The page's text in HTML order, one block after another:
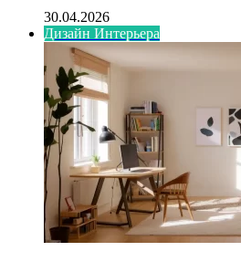
30.04.2026
Дизайн Интерьера